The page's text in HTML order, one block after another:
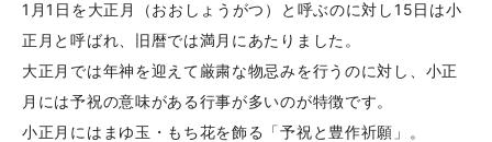
1月1日を大正月（おおしょうがつ）と呼ぶのに対し15日は小
正月と呼ばれ、旧暦では満月にあたりました。
大正月では年神を迎えて厳粛な物忌みを行うのに対し、小正
月には予祝の意味がある行事が多いのが特徴です。
小正月にはまゆ玉・もち花を飾る「予祝と豊作祈願」。